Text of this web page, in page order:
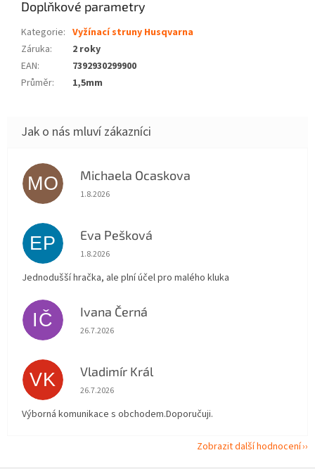
Doplňkové parametry
Kategorie: Vyžínací struny Husqvarna
Záruka:
2 roky
EAN:
7392930299900
Průměr: 1,5mm
MO Michaela Ocaskova
Hodnocení obchodu je 5 z 5 hvězdiček.
1.8.2026
EP Eva Pešková
Hodnocení obchodu je 5 z 5 hvězdiček.
1.8.2026
Jednodušší hračka, ale plní účel pro malého kluka
IČ Ivana Černá
Hodnocení obchodu je 5 z 5 hvězdiček.
26.7.2026
VK Vladimír Král
Hodnocení obchodu je 5 z 5 hvězdiček.
26.7.2026
Výborná komunikace s obchodem.Doporučuji.
Zobrazit další hodnocení